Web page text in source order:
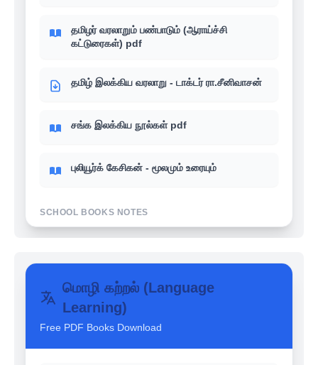
தமிழர் வரலாறும் பண்பாடும் (ஆராய்ச்சி
கட்டுரைகள்) pdf
தமிழ் இலக்கிய வரலாறு - டாக்டர் ரா.சீனிவாசன்
சங்க இலக்கிய நூல்கள் pdf
புலியூர்க் கேசிகன் - மூலமும் உரையும்
SCHOOL BOOKS NOTES
books வரலாறு (History)
உங்களுக்கு தெரியுமா? - 6th-12th School
books பொருளாதாரம் (Economics)
மொழி கற்றல் (Language
Learning)
Free PDF Books Download